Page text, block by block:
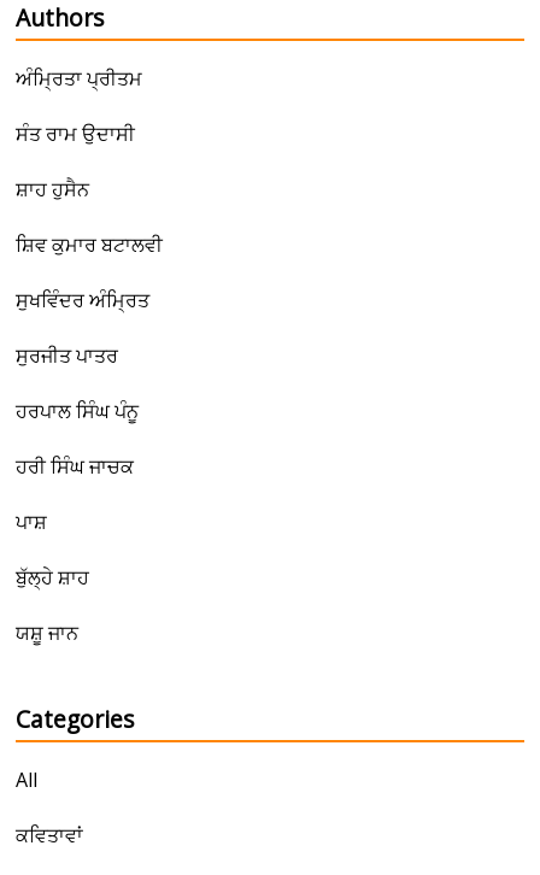
Authors
ਅੰਮ੍ਰਿਤਾ ਪ੍ਰੀਤਮ
ਸੰਤ ਰਾਮ ਉਦਾਸੀ
ਸ਼ਾਹ ਹੁਸੈਨ
ਸ਼ਿਵ ਕੁਮਾਰ ਬਟਾਲਵੀ
ਸੁਖਵਿੰਦਰ ਅੰਮ੍ਰਿਤ
ਸੁਰਜੀਤ ਪਾਤਰ
ਹਰਪਾਲ ਸਿੰਘ ਪੰਨੂ
ਹਰੀ ਸਿੰਘ ਜਾਚਕ
ਪਾਸ਼
ਬੁੱਲ੍ਹੇ ਸ਼ਾਹ
ਯਸ਼ੂ ਜਾਨ
Categories
All
ਕਵਿਤਾਵਾਂ